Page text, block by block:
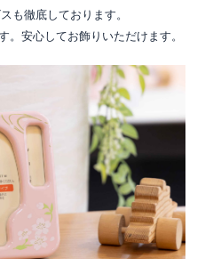
も徹底しております。
。安心してお飾りいただけます。